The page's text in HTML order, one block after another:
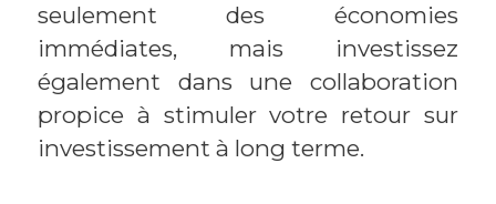
seulement des économies
immédiates, mais investissez
également dans une collaboration
propice à stimuler votre retour sur
investissement à long terme.